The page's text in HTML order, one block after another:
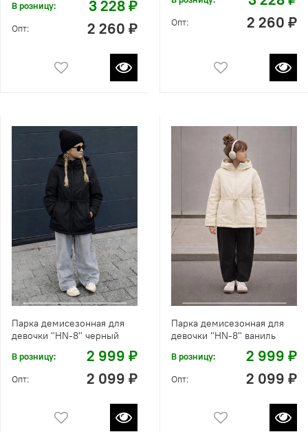
В розницу: 3 228 ₽
Опт: 2 260 ₽ Опт: 2 260 ₽
Парка демисезонная для
девочки "HN-8" черный
В розницу: 2 999 ₽
Опт: 2 099 ₽
Парка демисезонная для
девочки "HN-8" ваниль
В розницу: 2 999 ₽
Опт: 2 099 ₽